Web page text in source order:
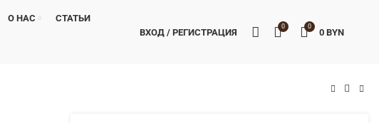
О НАС СТАТЬИ
ВХОД / РЕГИСТРАЦИЯ
0 0
0BYN